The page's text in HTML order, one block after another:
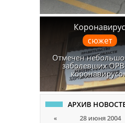
Коронавирус
сюжет
Отмечен
заболевших
АРХИВ
« 28 июня 2004